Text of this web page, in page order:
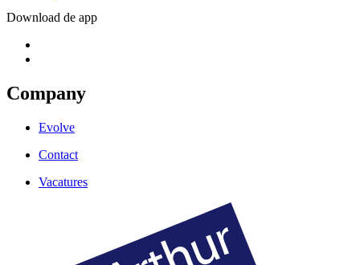
Download de app
Company
Evolve
Contact
Vacatures